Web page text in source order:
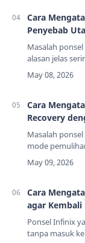
Cara
Penyebab
Masalah
alasan jelas
komunikasi
Infinix. Kondisi
Cara
Recovery
Masalah
mode
kekhawatiran
biasanya
Cara
agar
Ponsel Infinix
tanpa masuk